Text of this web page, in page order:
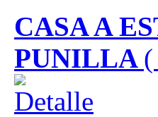
CASA A
PUNILLA